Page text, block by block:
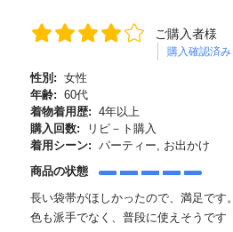
ご購入者様
購入確認済み
性別: 女性
年齢: 60代
着物着用歴: 4年以上
購入回数:
リピ－ト購入
着用シーン: パーティー, お出かけ
商品の状態
長い袋帯がほしかったので、満足です。
色も派手でなく、普段に使えそうです